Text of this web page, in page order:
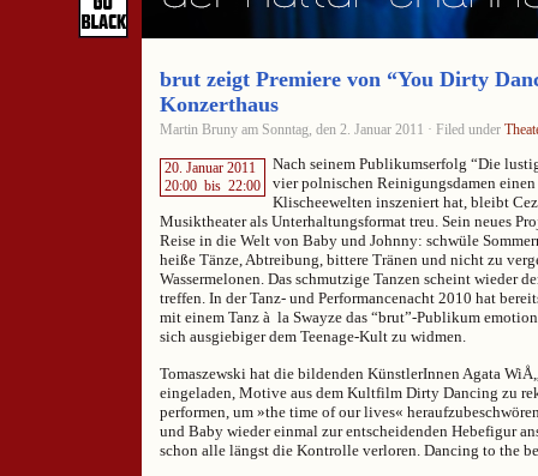
brut zeigt Premiere von “You Dirty
Konzerthaus
Martin Bruny am Sonntag, den 2. Januar 2011 · Filed under
20. Januar 2011
20:00 bis 22:00
Nach seinem Publikumserfolg “Die
vier polnischen Reinigungsdamen einen
Klischeewelten inszeniert hat, bleibt
Musiktheater als Unterhaltungsformat treu. Sein neues
Reise in die Welt von Baby und Johnny: schwüle
heiße Tänze, Abtreibung, bittere Tränen und nicht zu
Wassermelonen. Das schmutzige Tanzen scheint wieder
treffen. In der Tanz- und Performancenacht 2010 hat
mit einem Tanz à la Swayze das “brut”-Publikum
sich ausgiebiger dem Teenage-Kult zu widmen.
Tomaszewski hat die bildenden KünstlerInnen Agata
eingeladen, Motive aus dem Kultfilm Dirty Dancing zu
performen, um »the time of our lives«
und Baby wieder einmal zur entscheidenden Hebefigur
schon alle längst die Kontrolle verloren. Dancing to the